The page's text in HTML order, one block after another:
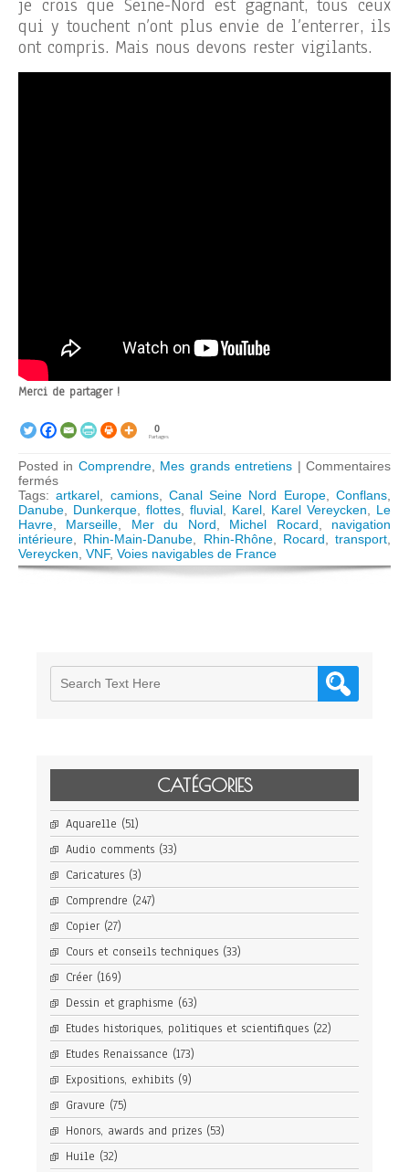
je crois que Seine-Nord est gagnant, tous ceux
qui y touchent n’ont plus envie de l’enterrer, ils
ont compris. Mais nous devons rester vigilants.
Merci de partager !
0
Partages
Posted in Comprendre, Mes grands entretiens |Commentaires
ferméssur
Michel
Rocard:
Transport
fluvial
et
croissance
Tags:artkarel camions, Canal Seine Nord Europe,Conflans
Danube
Dunkerque flottes fluvial Karel Karel Vereycken
Le
Havre
Marseille Mer du Nord Michel Rocard
navigation
intérieure
Rhin-Main-Danube Rhin-Rhône, Rocard transport
Vereycken VNF, Voies navigables de France
CATÉGORIES
Aquarelle (51)
Audio comments (33)
Caricatures (3)
Comprendre (247)
Copier (27)
Cours et conseils techniques (33)
Créer (169)
Dessin et graphisme (63)
Etudes historiques, politiques et scientifiques (22)
Etudes Renaissance (173)
Expositions, exhibits (9)
Gravure (75)
Honors, awards and prizes (53)
Huile (32)